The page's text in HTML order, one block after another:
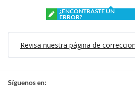
¿ENCONTRASTE UN
ERROR?
Revisa nuestra página de
Síguenos en: